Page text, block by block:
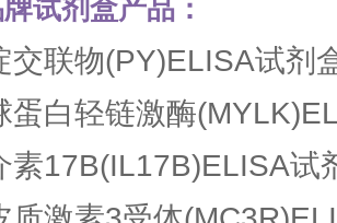
试剂盒产品：
交联物(PY)ELISA试剂
蛋白轻链激酶
素17B(IL17B)ELISA试